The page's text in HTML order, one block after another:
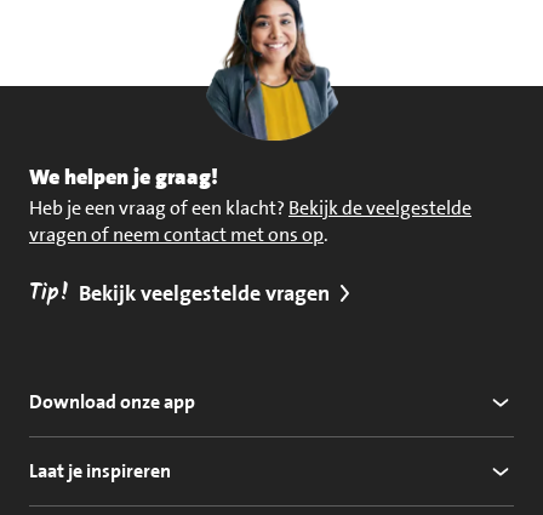
We helpen je graag!
Heb je een vraag of een klacht? Bekijk de veelgestelde
vragen of neem contact met ons op.
Tip! Bekijk veelgestelde vragen
Download onze app
Laat je inspireren